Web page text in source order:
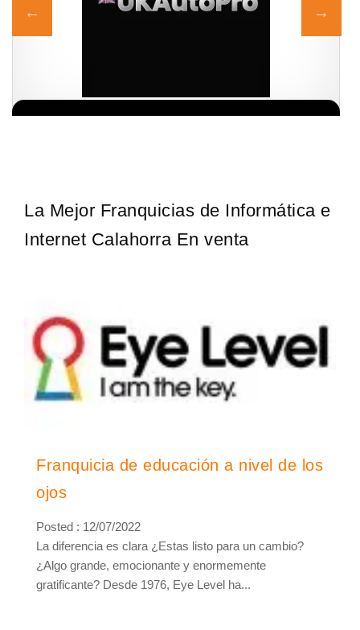
La Mejor Franquicias de Informática e
Internet Calahorra En venta
Franquicia de educación a nivel de los
ojos
Posted : 12/07/2022
La diferencia es clara ¿Estas listo para un cambio?
¿Algo grande, emocionante y enormemente
gratificante? Desde 1976, Eye Level ha...